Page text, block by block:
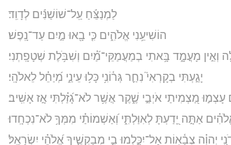
לַמְנַצֵּ֬חַ עַֽל־שׁוֹשַׁנִּ֬ים לְדָוִֽד׃
הוֹשִׁיעֵ֥נִי אֱלֹהִ֑ים כִּ֤י בָ֖אוּ מַ֣יִם עַד־נָֽפֶשׁ׃
וְאֵ֣ין מָעֳמָ֑ד בָּ֥אתִי בְמַעֲמַקֵּי־מַ֝֗יִם וְשִׁבֹּ֥לֶת שְׁטָפָֽתְנִי׃
יָגַ֣עְתִּי בְקָרְאִי֮ נִחַ֪ר גְּר֫וֹנִ֥י כָּל֥וּ עֵינַ֑י מְ֝יַחֵ֗ל לֵאלֹהָֽי׃
מַ֭צְמִיתַי אֹיְבַ֣י שֶׁ֑קֶר אֲשֶׁ֥ר לֹא־גָ֝זַ֗לְתִּי אָ֣ז אָשִֽׁיב׃
אַתָּ֣ה יָ֭דַעְתָּ לְאִוַּלְתִּ֑י וְ֝אַשְׁמוֹתַ֗י מִמְּךָ֥ לֹא־נִכְחָֽדוּ׃
יְהוִ֗ה צְבָ֫א֥וֹת אַל־יִכָּ֣לְמוּ בִ֣י מְבַקְשֶׁ֑יךָ אֱ֝לֹהֵ֗י יִשְׂרָאֵֽל׃